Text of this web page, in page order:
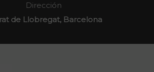
Dirección
de Llobregat, Barcelona